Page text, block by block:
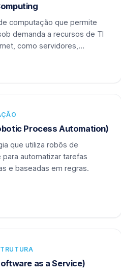
computação que permite
demanda a recursos de TI
como servidores,
Process Automation)
que utiliza robôs de
automatizar tarefas
e baseadas em regras.
as a Service)